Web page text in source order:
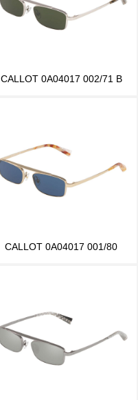
CALLOT 0A04017 002/71 B
CALLOT 0A04017 001/80